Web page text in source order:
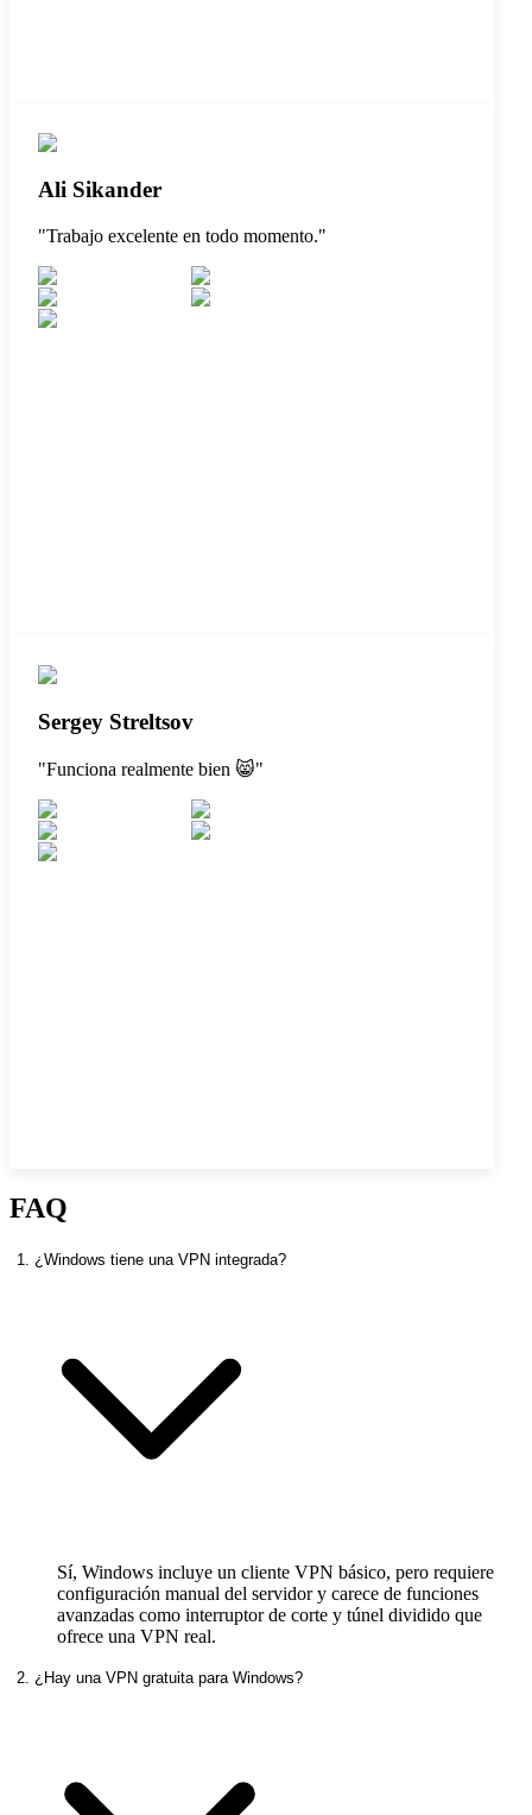
Ali Sikander
"Trabajo excelente en todo momento."
Sergey Streltsov
"Funciona realmente bien 😸"
FAQ
1. ¿Windows tiene una VPN integrada?
Sí, Windows incluye un cliente VPN básico, pero requiere
configuración manual del servidor y carece de funciones
avanzadas como interruptor de corte y túnel dividido que
ofrece una VPN real.
2. ¿Hay una VPN gratuita para Windows?